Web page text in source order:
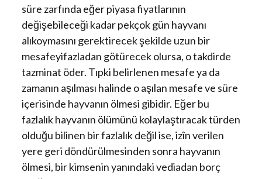
süre zarfında eğer piyasa fiyatlarının
değişebileceği kadar pekçok gün hayvanı
alıkoymasını gerektirecek şekilde uzun bir
mesafeyifazladan götürecek olursa, o takdirde
tazminat öder. Tıpki belirlenen mesafe ya da
zamanın aşılması halinde o aşılan mesafe ve süre
içerisinde hayvanın ölmesi gibidir. Eğer bu
fazlalık hayvanın ölümünü kolaylaştıracak türden
olduğu bilinen bir fazlalık değil ise, izîn verilen
yere geri döndürülmesinden sonra hayvanın
ölmesi, bir kimsenin yanındaki vediadan borç